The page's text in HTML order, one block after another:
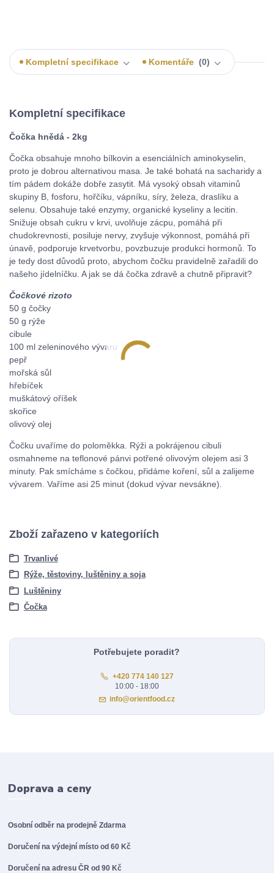
Kompletní specifikace Komentáře 0
Kompletní specifikace
Čočka hnědá - 2kg
Čočka obsahuje mnoho bílkovin a esenciálních aminokyselin,
proto je dobrou alternativou masa. Je také bohatá na sacharidy a
tím pádem dokáže dobře zasytit. Má vysoký obsah vitaminů
skupiny B, fosforu, hořčíku, vápníku, síry, železa, draslíku a
selenu. Obsahuje také enzymy, organické kyseliny a lecitin.
Snižuje obsah cukru v krvi, uvolňuje zácpu, pomáhá při
chudokrevnosti, posiluje nervy, zvyšuje výkonnost, pomáhá při
únavě, podporuje krvetvorbu, povzbuzuje produkci hormonů. To
je tedy dost důvodů proto, abychom čočku pravidelně zařadili do
našeho jídelníčku. A jak se dá čočka zdravě a chutně připravit?
Čočkové rizoto
50 g čočky
50 g rýže
cibule
100 ml zeleninového vývaru
pepř
mořská sůl
hřebíček
muškátový oříšek
skořice
olivový olej
Čočku uvaříme do poloměkka. Rýži a pokrájenou cibuli
osmahneme na teflonové pánvi potřené olivovým olejem asi 3
minuty. Pak smícháme s čočkou, přidáme koření, sůl a zalijeme
vývarem. Vaříme asi 25 minut (dokud vývar nevsákne).
Zboží zařazeno v kategoriích
Trvanlivé
Rýže, těstoviny, luštěniny a soja
Luštěniny
Čočka
Potřebujete poradit?
+420 774 140 127
10:00 - 18:00
info@orientfood.cz
Doprava a ceny
Osobní odběr na prodejněZdarma
Doručení na výdejní místo od 60 Kč
Doručení na adresu ČR od 90 Kč